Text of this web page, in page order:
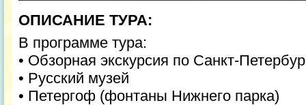
ОПИСАНИЕ ТУРА:
В программе тура:
• Обзорная экскурсия по Санкт-
• Русский музей
• Петергоф (фонтаны Нижнего парка)